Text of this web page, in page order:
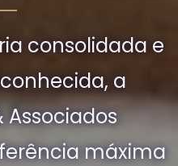
consolidada e
a
Associados
máxima